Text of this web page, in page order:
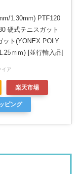
1.30mm) PTF120
硬式テニスガット
ット(YONEX POLY
ｍｍ) [並行輸入品]
イア
楽天市場
ピング